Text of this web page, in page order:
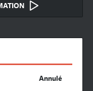
Annulé